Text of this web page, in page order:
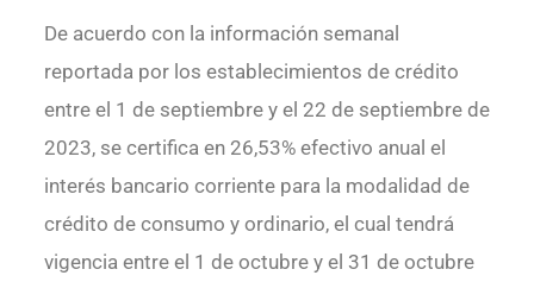
De acuerdo con la información semanal
reportada por los establecimientos de crédito
entre el 1 de septiembre y el 22 de septiembre de
2023, se certifica en 26,53% efectivo anual el
interés bancario corriente para la modalidad de
crédito de consumo y ordinario, el cual tendrá
vigencia entre el 1 de octubre y el 31 de octubre